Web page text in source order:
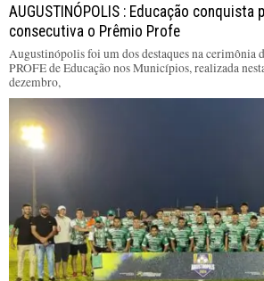
AUGUSTINÓPOLIS : Educação conquista
consecutiva o Prêmio Profe
Augustinópolis foi um dos destaques na cerimônia
PROFE de Educação nos Municípios, realizada
dezembro,